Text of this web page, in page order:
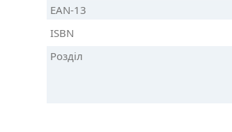
EAN-13
ISBN
Розділ